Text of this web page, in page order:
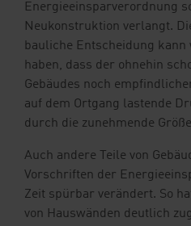
Energieeinsparverordnung
Neukonstruktion verlangt.
bauliche Entscheidung
haben, dass der ohnehin
Gebäudes noch
auf dem Ortgang lastende
durch die zunehmende
Auch andere Teile von
Vorschriften der
Zeit spürbar verändert. So
von Hauswänden deutlich